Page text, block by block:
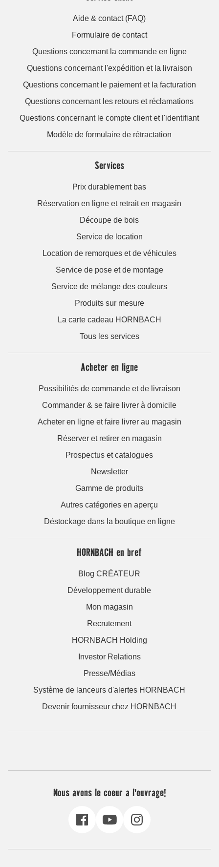
Aide & contact (FAQ)
Formulaire de contact
Questions concernant la commande en ligne
Questions concernant l'expédition et la livraison
Questions concernant le paiement et la facturation
Questions concernant les retours et réclamations
Questions concernant le compte client et l'identifiant
Modèle de formulaire de rétractation
Services
Prix durablement bas
Réservation en ligne et retrait en magasin
Découpe de bois
Service de location
Location de remorques et de véhicules
Service de pose et de montage
Service de mélange des couleurs
Produits sur mesure
La carte cadeau HORNBACH
Tous les services
Acheter en ligne
Possibilités de commande et de livraison
Commander & se faire livrer à domicile
Acheter en ligne et faire livrer au magasin
Réserver et retirer en magasin
Prospectus et catalogues
Newsletter
Gamme de produits
Autres catégories en aperçu
Déstockage dans la boutique en ligne
HORNBACH en bref
Blog CRÉATEUR
Développement durable
Mon magasin
Recrutement
HORNBACH Holding
Investor Relations
Presse/Médias
Système de lanceurs d'alertes HORNBACH
Devenir fournisseur chez HORNBACH
Nous avons le coeur a l'ouvrage!